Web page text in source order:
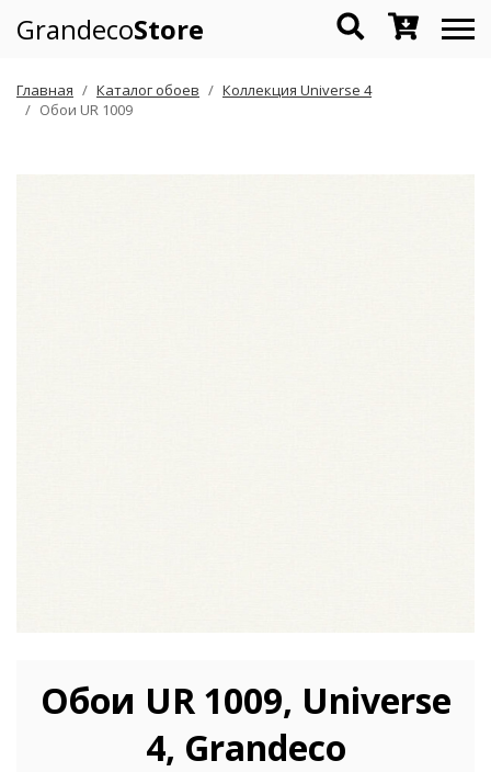
GrandecoStore
Главная Каталог обоев
Коллекция Universe 4
Обои UR 1009
Обои UR 1009, Universe
4, Grandeco